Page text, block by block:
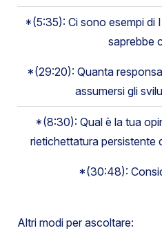
*(5:35): Ci sono esempi di
saprebbe
*(29:20): Quanta
assumersi gli
*(8:30): Qual è la tua
rietichettatura persistente
*(30:48):
Altri modi per ascoltare: